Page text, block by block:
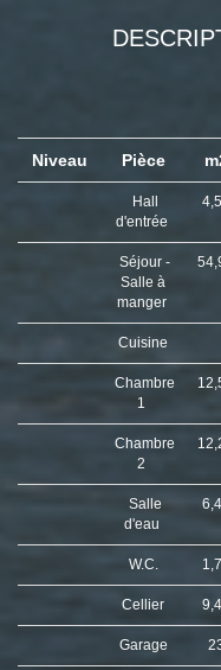
Niveau Pièce
Hall
d'entrée
Séjour -
Salle à
manger
Cuisine
Chambre
1
Chambre
2
Salle
d'eau
W.C.
Cellier
Garage